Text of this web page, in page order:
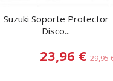
Suzuki Soporte Protector
Disco...
23,96 €29,95